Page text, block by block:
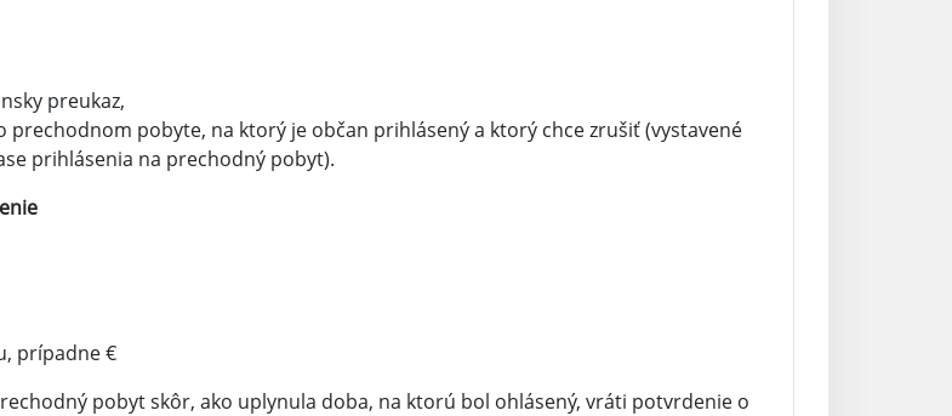
preukaz,
prechodnom pobyte, na ktorý je občan prihlásený a ktorý chce zrušiť (vystavené
prihlásenia na prechodný pobyt).
prípadne €
pobyt skôr, ako uplynula doba, na ktorú bol ohlásený, vráti potvrdenie o